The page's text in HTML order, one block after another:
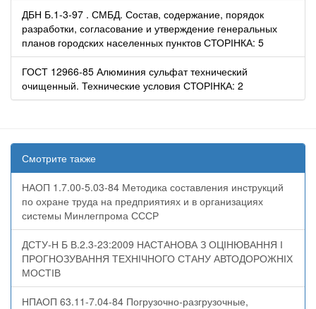
ДБН Б.1-3-97 . СМБД. Состав, содержание, порядок
разработки, согласование и утверждение генеральных
планов городских населенных пунктов СТОРІНКА: 5
ГОСТ 12966-85 Алюминия сульфат технический
очищенный. Технические условия СТОРІНКА: 2
Смотрите также
НАОП 1.7.00-5.03-84 Методика составления инструкций
по охране труда на предприятиях и в организациях
системы Минлегпрома СССР
ДСТУ-Н Б В.2.3-23:2009 НАСТАНОВА З ОЦІНЮВАННЯ І
ПРОГНОЗУВАННЯ ТЕХНІЧНОГО СТАНУ АВТОДОРОЖНІХ
МОСТІВ
НПАОП 63.11-7.04-84 Погрузочно-разгрузочные,